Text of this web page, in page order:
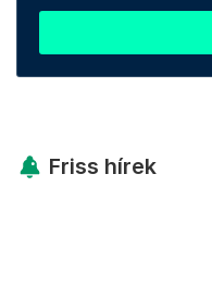
Friss hírek